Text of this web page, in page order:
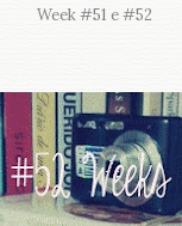
Week #51 e #52